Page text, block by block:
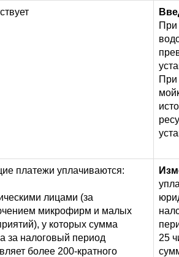
При
При
платежи уплачиваются:
лицами (за
микрофирм и малых
у которых сумма
за налоговый период
более 200-кратного
25